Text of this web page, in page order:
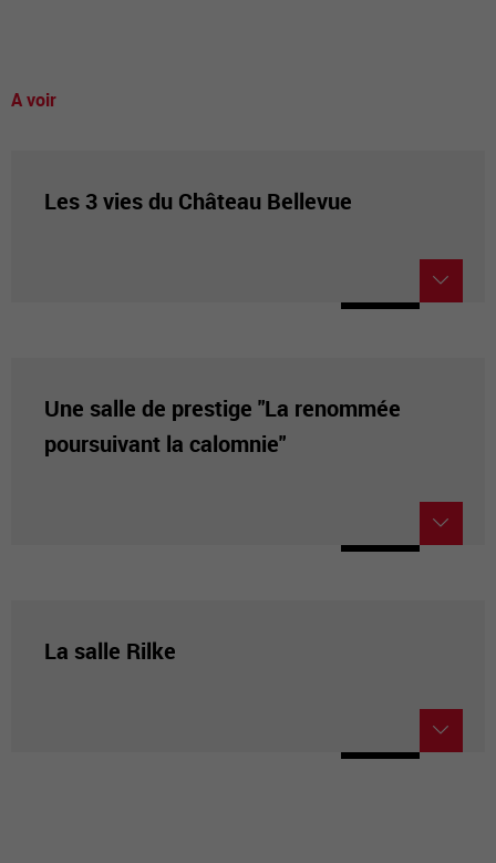
A voir
Les 3 vies du Château Bellevue
Une salle de prestige "La renommée
poursuivant la calomnie"
La salle Rilke